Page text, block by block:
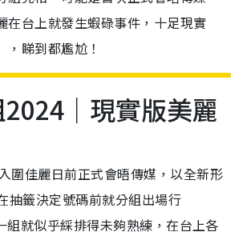
在台上就發生蝦碌事件，十足現實
睇到都尷尬！
｜現實版美麗
圍佳麗日前正式會晤傳媒，以全新形
抽籤決定號碼前就分組出場行
就似乎綵排得未夠熟練，在台上各